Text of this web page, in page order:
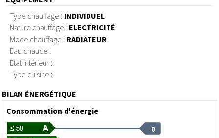
Type chauffage : INDIVIDUEL
Nature chauffage : ELECTRICITÉ
Mode chauffage : RADIATEUR
Eau chaude :
Etat intérieur :
Type cuisine :
BILAN ÉNERGÉTIQUE
Consommation d'énergie
0